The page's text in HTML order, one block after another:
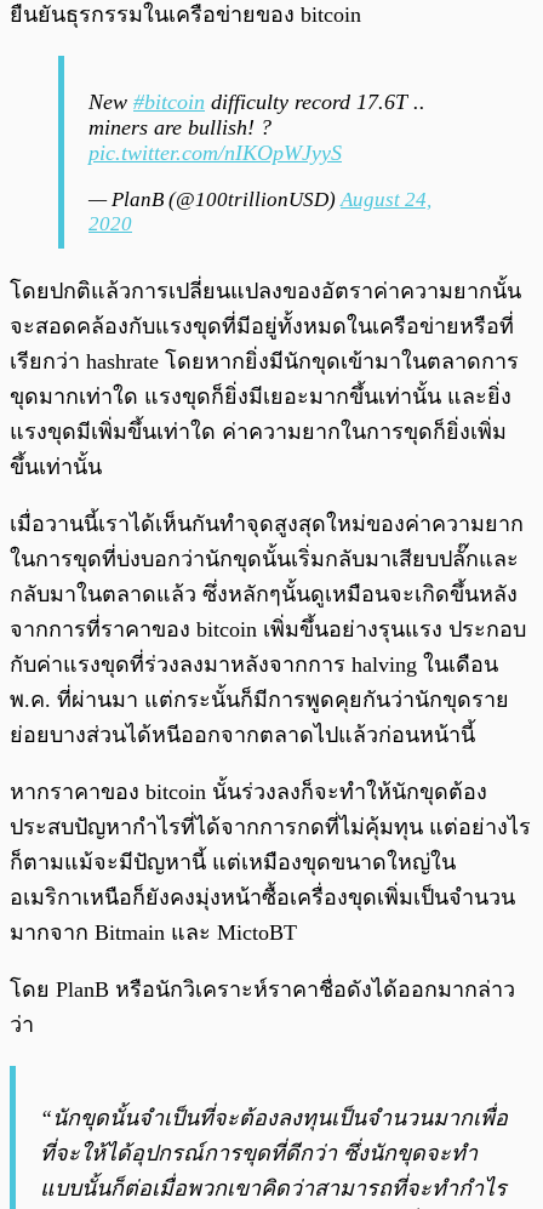
ยืนยันธุรกรรมในเครือข่ายของ bitcoin
New #bitcoin difficulty record 17.6T ..
miners are bullish! ?
pic.twitter.com/nIKOpWJyyS
— PlanB (@100trillionUSD)August 24,
2020
โดยปกติแล้วการเปลี่ยนแปลงของอัตราค่าความยากนั้น
จะสอดคล้องกับแรงขุดที่มีอยู่ทั้งหมดในเครือข่ายหรือที่
เรียกว่า hashrate โดยหากยิ่งมีนักขุดเข้ามาในตลาดการ
ขุดมากเท่าใด แรงขุดก็ยิ่งมีเยอะมากขึ้นเท่านั้น และยิ่ง
แรงขุดมีเพิ่มขึ้นเท่าใด ค่าความยากในการขุดก็ยิ่งเพิ่ม
ขึ้นเท่านั้น
เมื่อวานนี้เราได้เห็นกันทำจุดสูงสุดใหม่ของค่าความยาก
ในการขุดที่บ่งบอกว่านักขุดนั้นเริ่มกลับมาเสียบปลั๊กและ
กลับมาในตลาดแล้ว ซึ่งหลักๆนั้นดูเหมือนจะเกิดขึ้นหลัง
จากการที่ราคาของ bitcoin เพิ่มขึ้นอย่างรุนแรง ประกอบ
กับค่าแรงขุดที่ร่วงลงมาหลังจากการ halving ในเดือน
พ.ค. ที่ผ่านมา แต่กระนั้นก็มีการพูดคุยกันว่านักขุดราย
ย่อยบางส่วนได้หนีออกจากตลาดไปแล้วก่อนหน้านี้
หากราคาของ bitcoin นั้นร่วงลงก็จะทำให้นักขุดต้อง
ประสบปัญหากำไรที่ได้จากการกดที่ไม่คุ้มทุน แต่อย่างไร
ก็ตามแม้จะมีปัญหานี้ แต่เหมืองขุดขนาดใหญ่ใน
อเมริกาเหนือก็ยังคงมุ่งหน้าซื้อเครื่องขุดเพิ่มเป็นจำนวน
มากจาก Bitmain และ MictoBT
โดย PlanB หรือนักวิเคราะห์ราคาชื่อดังได้ออกมากล่าว
ว่า
“นักขุดนั้นจำเป็นที่จะต้องลงทุนเป็นจำนวนมากเพื่อ
ที่จะให้ได้อุปกรณ์การขุดที่ดีกว่า ซึ่งนักขุดจะทำ
แบบนั้นก็ต่อเมื่อพวกเขาคิดว่าสามารถที่จะทำกำไร